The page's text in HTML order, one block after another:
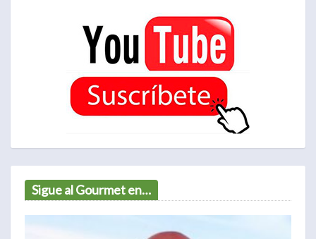
Sigue al Gourmet en…